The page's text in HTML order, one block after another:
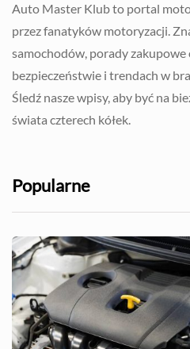
Auto Master Klub to portal
przez fanatyków motoryzacji.
samochodów, porady zakupowe
bezpieczeństwie i trendach w
Śledź nasze wpisy, aby być na
świata czterech kółek.
Popularne